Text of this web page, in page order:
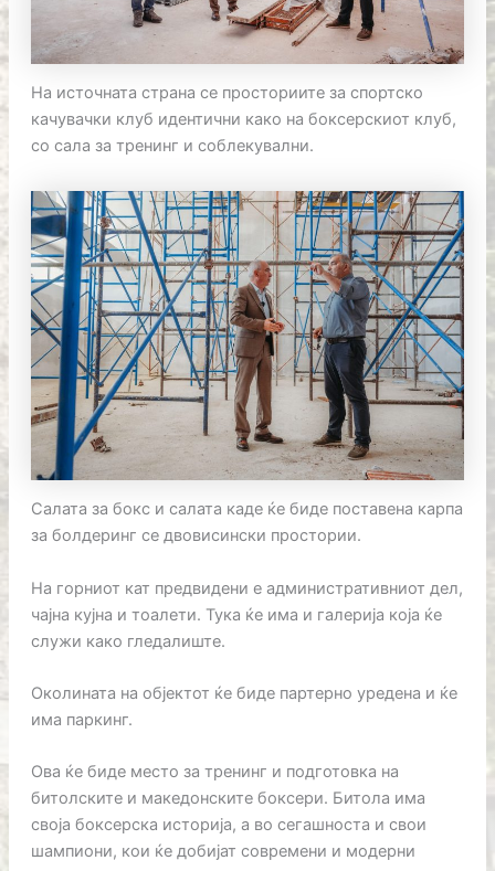
На источната страна се просториите за спортско
качувачки клуб идентични како на боксерскиот клуб,
со сала за тренинг и соблекувални.
Салата за бокс и салата каде ќе биде поставена карпа
за болдеринг се двовисински простории.
На горниот кат предвидени е административниот дел,
чајна кујна и тоалети. Тука ќе има и галерија која ќе
служи како гледалиште.
Околината на објектот ќе биде партерно уредена и ќе
има паркинг.
Ова ќе биде место за тренинг и подготовка на
битолските и македонските боксери. Битола има
своја боксерска историја, а во сегашноста и свои
шампиони, кои ќе добијат современи и модерни